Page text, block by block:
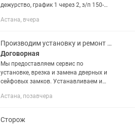
дежурство, график 1 через 2, з/п 150-
Астана, вчера
Производим установку и ремонт дверных доводчиков
Договорная
Мы предоставляем сервис по
установке, врезка и замена дверных и
сейфовых зaмков. Устанавливаем и
биометрические (умные замки, smart
Астана, позавчера
Сторож